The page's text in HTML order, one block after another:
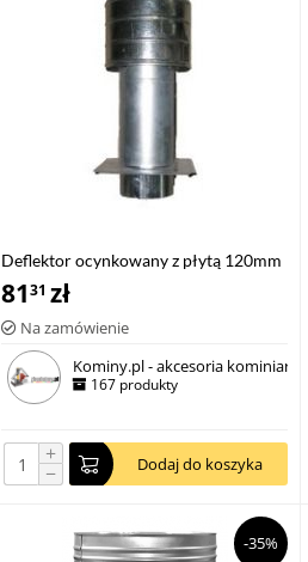
Deflektor ocynkowany z płytą 120mm
8131 zł
Na zamówienie
Kominy.pl - akcesoria kominiarskie
167 produkty
+
− Dodaj do koszyka
-35%